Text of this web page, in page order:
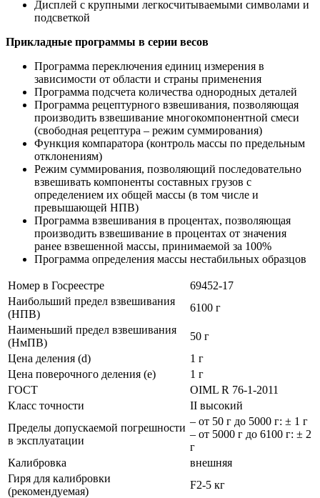
Дисплей с крупными легкосчитываемыми символами и
подсветкой
Прикладные программы в серии весов
Программа переключения единиц измерения в
зависимости от области и страны применения
Программа подсчета количества однородных деталей
Программа рецептурного взвешивания, позволяющая
производить взвешивание многокомпонентной смеси
(свободная рецептура – режим суммирования)
Функция компаратора (контроль массы по предельным
отклонениям)
Режим суммирования, позволяющий последовательно
взвешивать компоненты составных грузов с
определением их общей массы (в том числе и
превышающей НПВ)
Программа взвешивания в процентах, позволяющая
производить взвешивание в процентах от значения
ранее взвешенной массы, принимаемой за 100%
Программа определения массы нестабильных образцов
Номер в Госреестре
69452-17
Наибольший предел взвешивания
(НПВ)
6100 г
Наименьший предел взвешивания
(НмПВ)
50 г
Цена деления (d)
1 г
Цена поверочного деления (e)
1 г
ГОСТ
OIML R 76-1-2011
Класс точности
II высокий
Пределы допускаемой погрешности
в эксплуатации
– от 50 г до 5000 г: ± 1 г
– от 5000 г до 6100 г: ± 2
г
Калибровка
внешняя
Гиря для калибровки
(рекомендуемая)
F2-5 кг